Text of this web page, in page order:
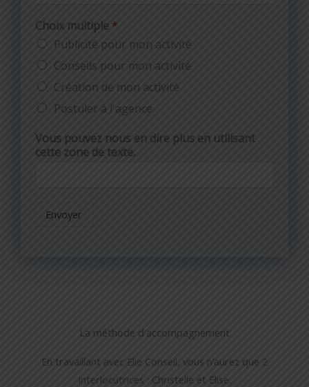
Choix multiple *
Publicité pour mon activité
Conseils pour mon activité
Création de mon activité
Postuler à l'agence
Vous pouvez nous en dire plus en utilisant
cette zone de texte.
Envoyer
La méthode d'accompagnement
En travaillant avec Elie Conseil, vous n’aurez que 2
interlocutrices : Christelle et Elise.